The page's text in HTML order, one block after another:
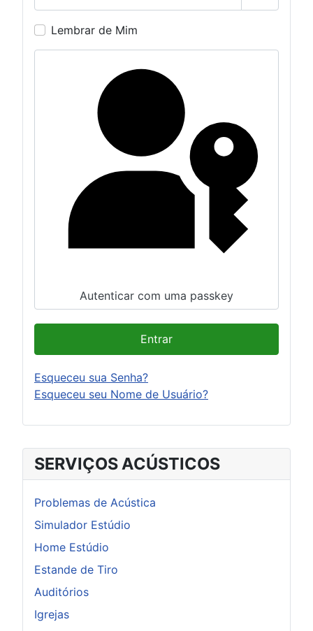
SERVIÇOS ACÚSTICOS
Problemas de Acústica
Simulador Estúdio
Home Estúdio
Estande de Tiro
Auditórios
Igrejas
Mostrar
Lembrar de Mim
Autenticar com uma passkey
Entrar
Esqueceu sua Senha?
Esqueceu seu Nome de Usuário?